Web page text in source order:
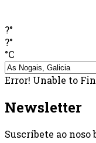
?°
?°
°C
Error! Unable to
Newsletter
Suscríbete ao